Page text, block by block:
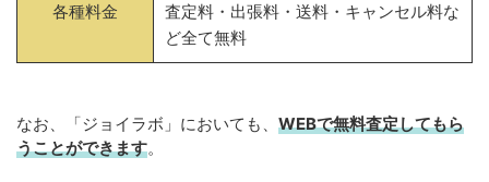
各種料金
査定料・出張料・送料・キャンセル料な
ど全て無料
なお、「ジョイラボ」においても、 WEBで無料査定してもら
うことができます。